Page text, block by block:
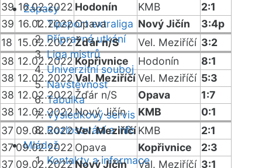
Zápasy
Tipsport extraliga
Přípravná utkání
Liga mistrů
Univerzitní souboj
Návštěvnost
Tabulka
Výsledkový servis
Rozlosování a info
Mládež
Kontakty a informace
39 16.02.2022 Hodonín KMB
2:1
39 16.02.2022Opava Nový Jičín
3:4p
18 15.02.2022Žďár n/S Vel. Meziříčí 3:2
38 12.02.2022Kopřivnice Hodonín
8:1
38 12.02.2022Val. MeziříčíVel. Meziříčí 5:3
38 12.02.2022 Žďár n/S Opava
1:7
38 12.02.2022Nový Jičín KMB
0:1
37 09.02.2022Vel. MeziříčíKMB
2:1
3709.02.2022 Opava Kopřivnice
2:3
37 09.02.2022Nový Jičín Val. Meziříčí 3:1